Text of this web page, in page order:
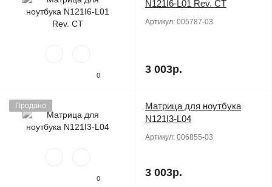
0
N121I6-L01 Rev. CT
Артикул: 005787-03
3 003р.
Продано
0
Матрица для ноутбука
N121I3-L04
Артикул: 006855-03
3 003р.